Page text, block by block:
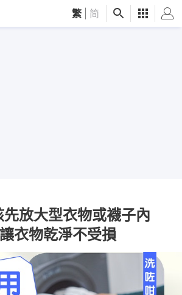
繁 简
放大型衣物或襪子內
衣物乾淨不受損